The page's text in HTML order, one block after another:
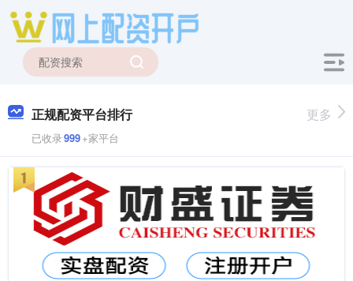
正规配资平台排行
已收录999+家平台
更多